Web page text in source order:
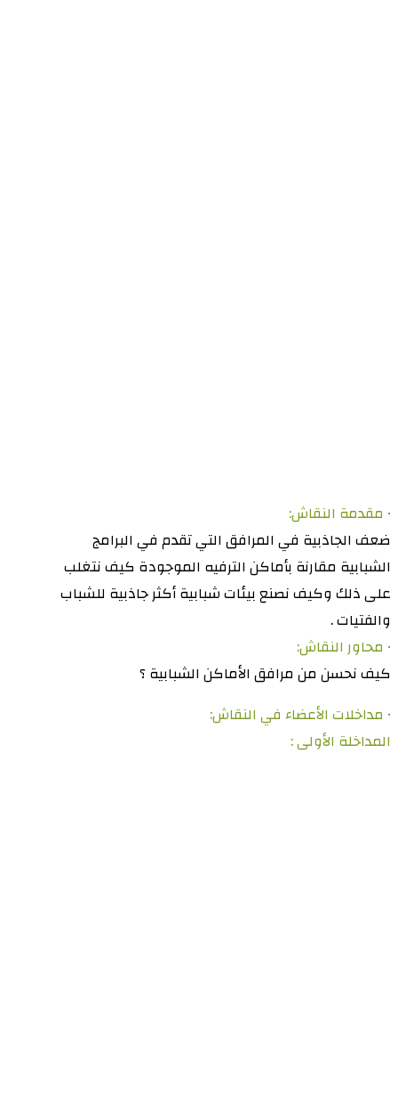
• مقدمة النقاش:
ضعف الجاذبية في المرافق التي تقدم في البرامج
الشبابية مقارنة بأماكن الترفيه الموجودة كيف نتغلب
على ذلك وكيف نصنع بيئات شبابية أكثر جاذبية للشباب
والفتيات .
• محاور النقاش:
كيف نحسن من مرافق الأماكن الشبابية ؟
• مداخلات الأعضاء في النقاش:
المداخلة الأولى :